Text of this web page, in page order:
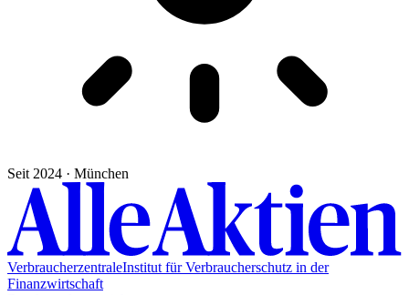
Seit 2024 · München
VerbraucherzentraleInstitut für Verbraucherschutz in der
Finanzwirtschaft